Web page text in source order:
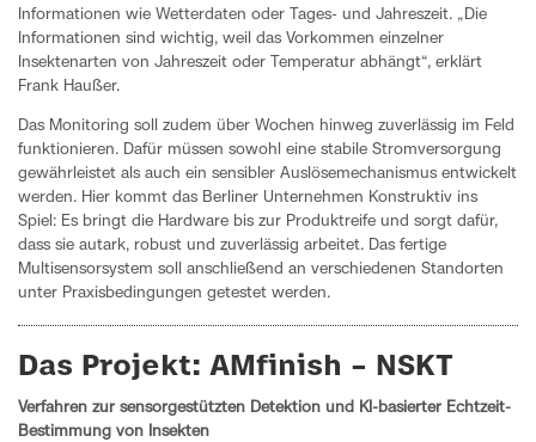
Informationen wie Wetterdaten oder Tages- und Jahreszeit. „Die
Informationen sind wichtig, weil das Vorkommen einzelner
Insektenarten von Jahreszeit oder Temperatur abhängt“, erklärt
Frank Haußer.
Das Monitoring soll zudem über Wochen hinweg zuverlässig im Feld
funktionieren. Dafür müssen sowohl eine stabile Stromversorgung
gewährleistet als auch ein sensibler Auslösemechanismus entwickelt
werden. Hier kommt das Berliner Unternehmen Konstruktiv ins
Spiel: Es bringt die Hardware bis zur Produktreife und sorgt dafür,
dass sie autark, robust und zuverlässig arbeitet. Das fertige
Multisensorsystem soll anschließend an verschiedenen Standorten
unter Praxisbedingungen getestet werden.
Das Projekt: AMfinish – NSKT
Verfahren zur sensorgestützten Detektion und KI-basierter Echtzeit-
Bestimmung von Insekten